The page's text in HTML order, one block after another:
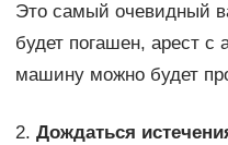
Это самый очевидный
будет погашен, арест с
машину можно будет
2. Дождаться